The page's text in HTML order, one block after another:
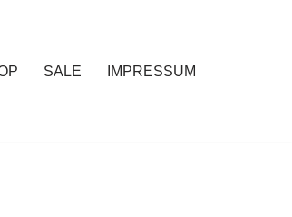
SALE IMPRESSUM